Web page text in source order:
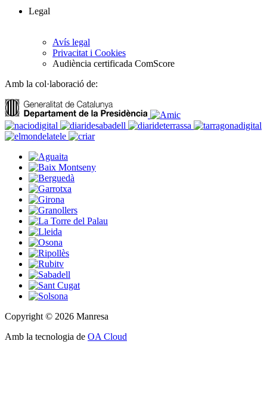
Legal
Avís legal
Privacitat i Cookies
Audiència certificada ComScore
Amb la col·laboració de:
Copyright © 2026 Manresa
Amb la tecnologia de OA Cloud